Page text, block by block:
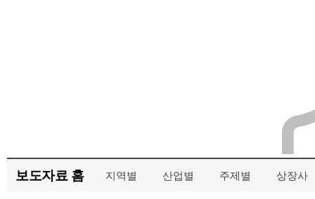
보도자료 홈 지역별 산업별 주제별 상장사